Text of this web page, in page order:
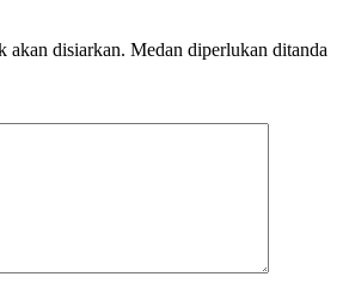
akan disiarkan. Medan diperlukan ditanda